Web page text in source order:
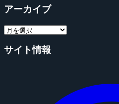
アーカイブ
サイト情報